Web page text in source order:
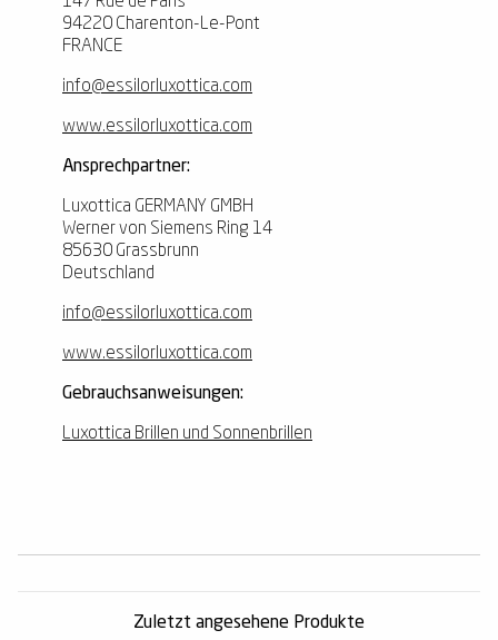
94220 Charenton-Le-Pont
FRANCE
info@essilorluxottica.com
www.essilorluxottica.com
Ansprechpartner:
Luxottica GERMANY GMBH
Werner von Siemens Ring 14
85630 Grassbrunn
Deutschland
info@essilorluxottica.com
www.essilorluxottica.com
Gebrauchsanweisungen:
Luxottica Brillen und Sonnenbrillen
Zuletzt angesehene Produkte